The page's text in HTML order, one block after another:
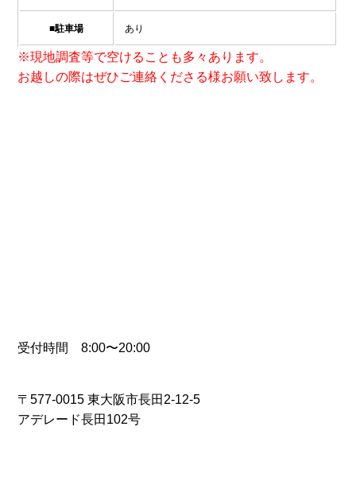
■駐車場 あり
※現地調査等で空けることも多々あります。
お越しの際はぜひご連絡くださる様お願い致します。
受付時間 8:00〜20:00
〒577-0015 東大阪市長田2-12-5
アデレード長田102号